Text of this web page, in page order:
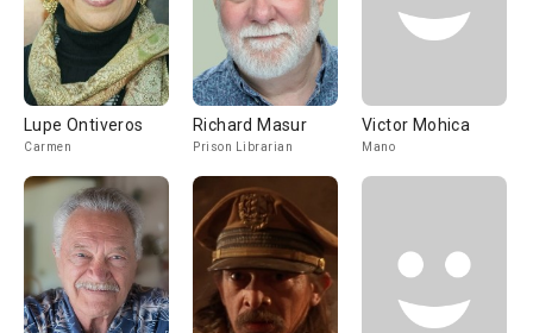
Lupe Ontiveros
Carmen
Richard Masur
Prison Librarian
Victor Mohica
Mano